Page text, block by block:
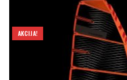
AKCIJA!